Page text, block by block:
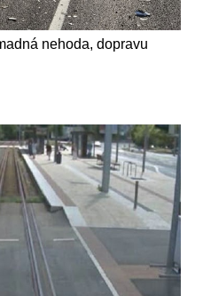
nehoda, dopravu